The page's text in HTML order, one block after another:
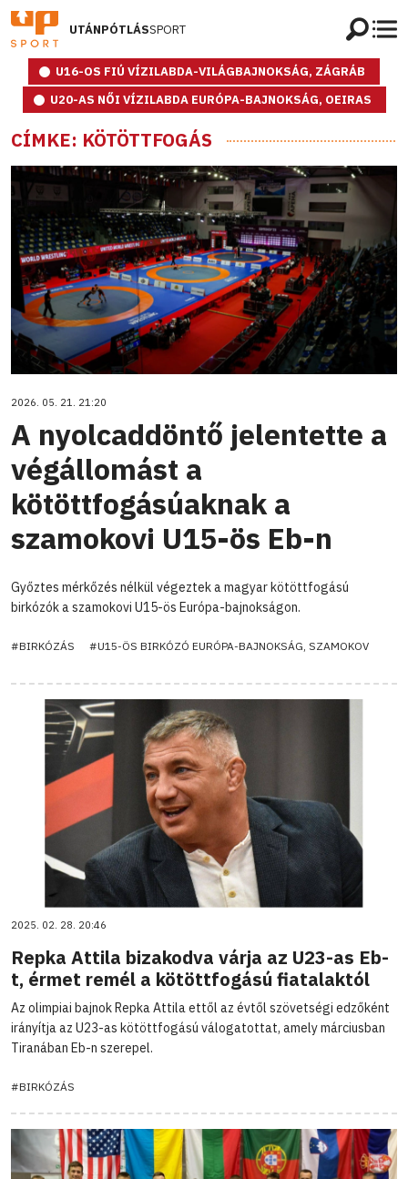
UTÁNPÓTLÁSSPORT
U16-OS FIÚ VÍZILABDA-VILÁGBAJNOKSÁG, ZÁGRÁB
U20-AS NŐI VÍZILABDA EURÓPA-BAJNOKSÁG, OEIRAS
CÍMKE: KÖTÖTTFOGÁS
2026. 05. 21. 21:20
A nyolcaddöntő jelentette a
végállomást a
kötöttfogásúaknak a
szamokovi U15-ös Eb-n
Győztes mérkőzés nélkül végeztek a magyar kötöttfogású
birkózók a szamokovi U15-ös Európa-bajnokságon.
#BIRKÓZÁS #U15-ÖS BIRKÓZÓ EURÓPA-BAJNOKSÁG, SZAMOKOV
2025. 02. 28. 20:46
Repka Attila bizakodva várja az U23-as Eb-
t, érmet remél a kötöttfogású fiatalaktól
Az olimpiai bajnok Repka Attila ettől az évtől szövetségi edzőként
irányítja az U23-as kötöttfogású válogatottat, amely márciusban
Tiranában Eb-n szerepel.
#BIRKÓZÁS